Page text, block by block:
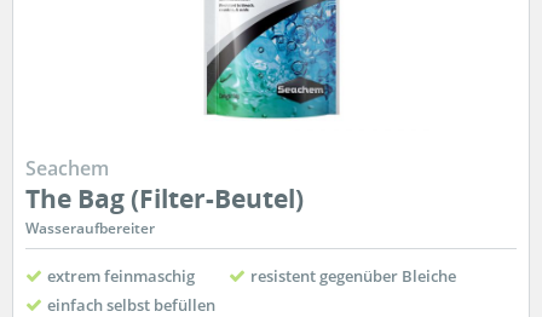
Seachem
The Bag (Filter-Beutel)
Wasseraufbereiter
extrem feinmaschig
resistent gegenüber Bleiche
einfach selbst befüllen